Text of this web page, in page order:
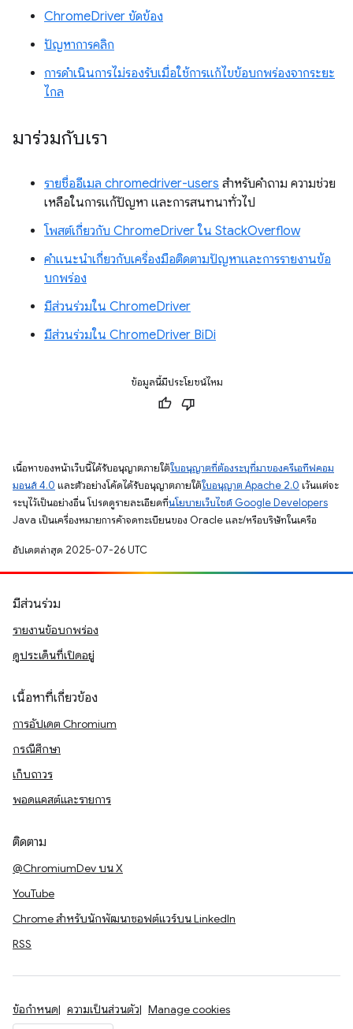
ChromeDriver ขัดข้อง
ปัญหาการคลิก
การดำเนินการไม่รองรับเมื่อใช้การแก้ไขข้อบกพร่องจากระยะ
ไกล
มาร่วมกับเรา
รายชื่ออีเมล chromedriver-users สำหรับคำถาม ความช่วย
เหลือในการแก้ปัญหา และการสนทนาทั่วไป
โพสต์เกี่ยวกับ ChromeDriver ใน StackOverflow
คำแนะนำเกี่ยวกับเครื่องมือติดตามปัญหาและการรายงานข้อ
บกพร่อง
มีส่วนร่วมใน ChromeDriver
มีส่วนร่วมใน ChromeDriver BiDi
ข้อมูลนี้มีประโยชน์ไหม
เนื้อหาของหน้าเว็บนี้ได้รับอนุญาตภายใต้ใบอนุญาตที่ต้องระบุที่มาของครีเอทีฟคอม
มอนส์ 4.0 และตัวอย่างโค้ดได้รับอนุญาตภายใต้ใบอนุญาต Apache 2.0 เว้นแต่จะ
ระบุไว้เป็นอย่างอื่น โปรดดูรายละเอียดที่นโยบายเว็บไซต์ Google Developers
Java เป็นเครื่องหมายการค้าจดทะเบียนของ Oracle และ/หรือบริษัทในเครือ
อัปเดตล่าสุด 2025-07-26 UTC
มีส่วนร่วม
รายงานข้อบกพร่อง
ดูประเด็นที่เปิดอยู่
เนื้อหาที่เกี่ยวข้อง
การอัปเดต Chromium
กรณีศึกษา
เก็บถาวร
พอดแคสต์และรายการ
ติดตาม
@ChromiumDev บน X
YouTube
Chrome สำหรับนักพัฒนาซอฟต์แวร์บน LinkedIn
RSS
ข้อกำหนด ความเป็นส่วนตัว Manage cookies